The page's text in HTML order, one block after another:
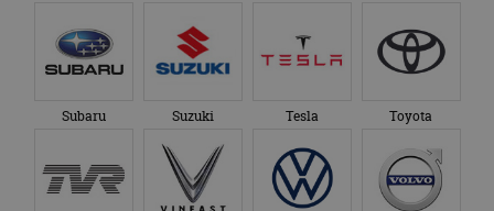
Subaru Suzuki Tesla Toyota